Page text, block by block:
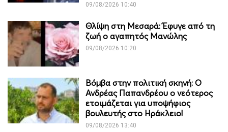
09/08/2026 10:40
Θλίψη στη Μεσαρά: Έφυγε από τη
ζωή ο αγαπητός Μανώλης
09/08/2026 10:20
Βόμβα στην πολιτική σκηνή: Ο
Ανδρέας Παπανδρέου ο νεότερος
ετοιμάζεται για υποψήφιος
βουλευτής στο Ηράκλειο!
09/08/2026 13:40